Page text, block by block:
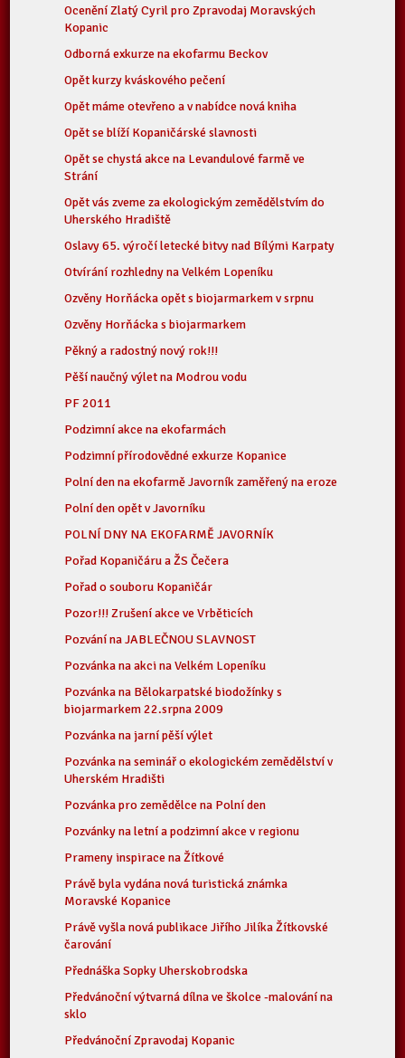
Ocenění Zlatý Cyril pro Zpravodaj Moravských
Kopanic
Odborná exkurze na ekofarmu Beckov
Opět kurzy kváskového pečení
Opět máme otevřeno a v nabídce nová kniha
Opět se blíží Kopaničárské slavnosti
Opět se chystá akce na Levandulové farmě ve
Strání
Opět vás zveme za ekologickým zemědělstvím do
Uherského Hradiště
Oslavy 65. výročí letecké bitvy nad Bílými Karpaty
Otvírání rozhledny na Velkém Lopeníku
Ozvěny Horňácka opět s biojarmarkem v srpnu
Ozvěny Horňácka s biojarmarkem
Pěkný a radostný nový rok!!!
Pěší naučný výlet na Modrou vodu
PF 2011
Podzimní akce na ekofarmách
Podzimní přírodovědné exkurze Kopanice
Polní den na ekofarmě Javorník zaměřený na eroze
Polní den opět v Javorníku
POLNÍ DNY NA EKOFARMĚ JAVORNÍK
Pořad Kopaničáru a ŽS Čečera
Pořad o souboru Kopaničár
Pozor!!! Zrušení akce ve Vrběticích
Pozvání na JABLEČNOU SLAVNOST
Pozvánka na akci na Velkém Lopeníku
Pozvánka na Bělokarpatské biodožínky s
biojarmarkem 22.srpna 2009
Pozvánka na jarní pěší výlet
Pozvánka na seminář o ekologickém zemědělství v
Uherském Hradišti
Pozvánka pro zemědělce na Polní den
Pozvánky na letní a podzimní akce v regionu
Prameny inspirace na Žítkové
Právě byla vydána nová turistická známka
Moravské Kopanice
Právě vyšla nová publikace Jiřího Jilíka Žítkovské
čarování
Přednáška Sopky Uherskobrodska
Předvánoční výtvarná dílna ve školce -malování na
sklo
Předvánoční Zpravodaj Kopanic